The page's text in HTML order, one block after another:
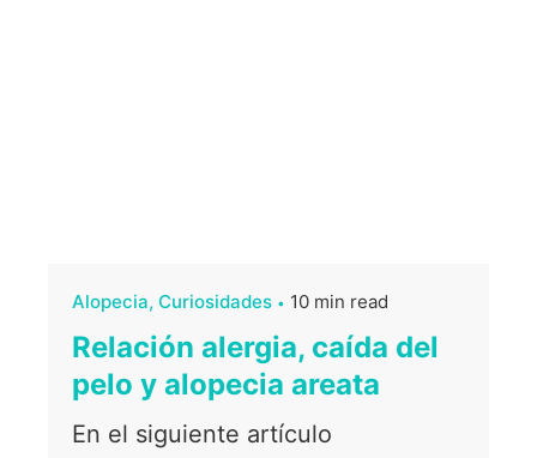
Alopecia Curiosidades 10 min read
Relación alergia, caída del
pelo y alopecia areata
En el siguiente artículo